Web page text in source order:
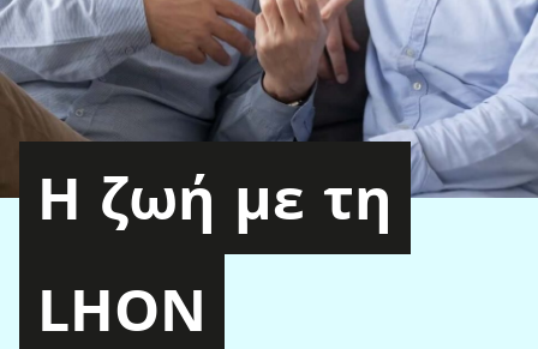
Η ζωή με τη
LHON